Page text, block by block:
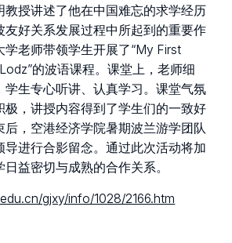
教授讲述了他在中国难忘的求学经历
友好关系发展过程中所起到的重要作
学老师带领学生开展了“My First
的波语课程。课堂上，老师细
学生专心听讲、认真学习。课堂气氛
极，讲授内容得到了学生们的一致好
后，空港经济学院暑期波兰游学团队
导进行合影留念。通过此次活动将加
益密切与成熟的合作关系。
gjxy/info/1028/2166.htm